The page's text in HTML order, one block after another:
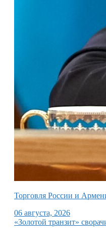
Торговля России и
06 августа, 2026
«Золотой транзит»